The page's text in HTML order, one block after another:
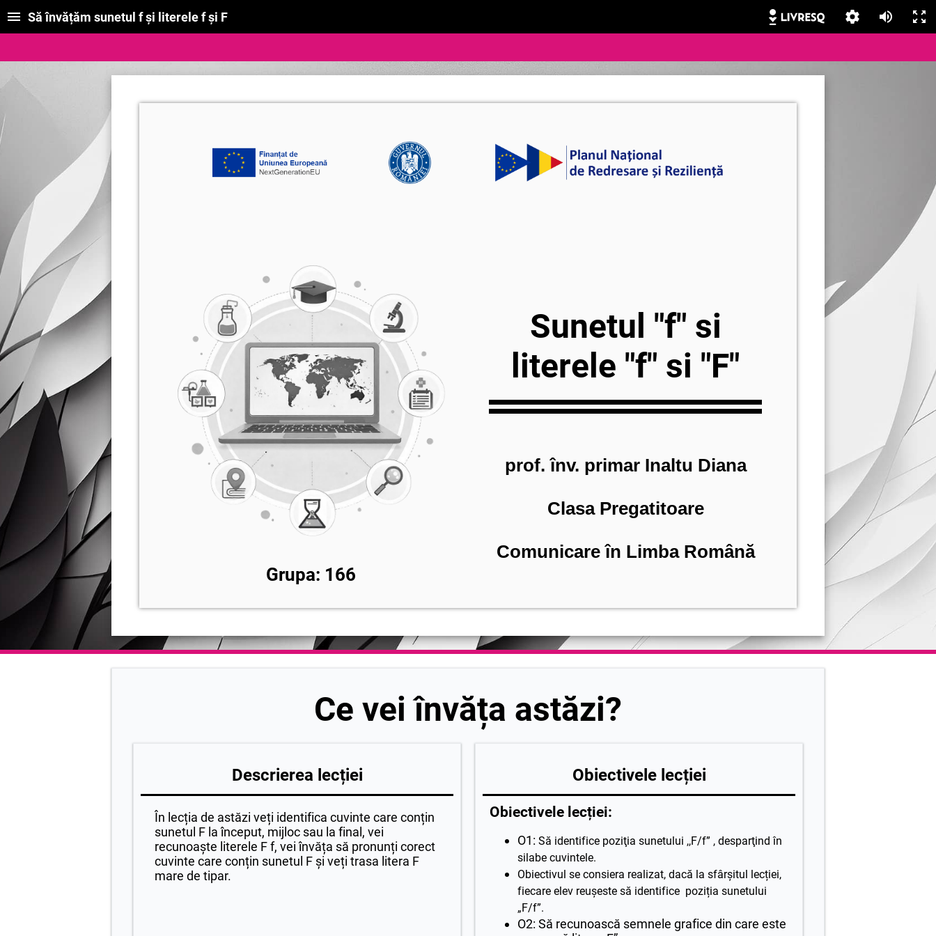
Să învățăm sunetul f și literele f și F
Grupa: 166
Sunetul "f" si
literele "f" si "F"
prof. înv. primar Inaltu Diana
Clasa Pregatitoare
Comunicare în Limba Română
Ce vei învăța astăzi?
Descrierea lecției
În lecția de astăzi veți identifica cuvinte care conțin
sunetul F la început, mijloc sau la final, vei
recunoaște literele F f, vei învăța să pronunți corect
cuvinte care conțin sunetul F și veți trasa litera F
mare de tipar.
Obiectivele lecției
Obiectivele lecției:
O1: Să identifice poziţia sunetului ,,F/f” , desparţind în
silabe cuvintele.
Obiectivul se consiera realizat, dacă la sfârșitul lecției,
fiecare elev reușeste să identifice poziția sunetului
„F/f”.
O2: Să recunoască semnele grafice din care este